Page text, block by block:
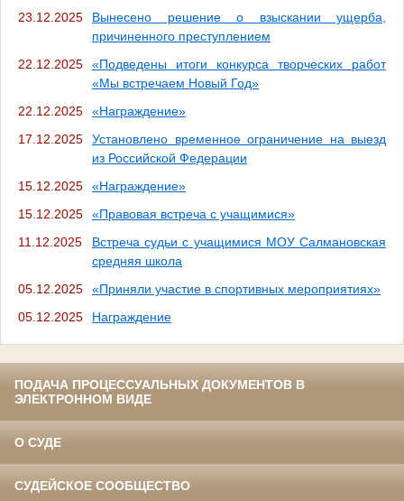
23.12.2025
Вынесено решение о взыскании ущерба,
причиненного преступлением
22.12.2025
«Подведены итоги конкурса творческих работ
«Мы встречаем Новый Год»
22.12.2025
«Награждение»
17.12.2025
Установлено временное ограничение на выезд
из Российской Федерации
15.12.2025
«Награждение»
15.12.2025
«Правовая встреча с учащимися»
11.12.2025
Встреча судьи с учащимися МОУ Салмановская
средняя школа
05.12.2025
«Приняли участие в спортивных мероприятиях»
05.12.2025
Награждение
ПОДАЧА ПРОЦЕССУАЛЬНЫХ ДОКУМЕНТОВ В
ЭЛЕКТРОННОМ ВИДЕ
О СУДЕ
СУДЕЙСКОЕ СООБЩЕСТВО